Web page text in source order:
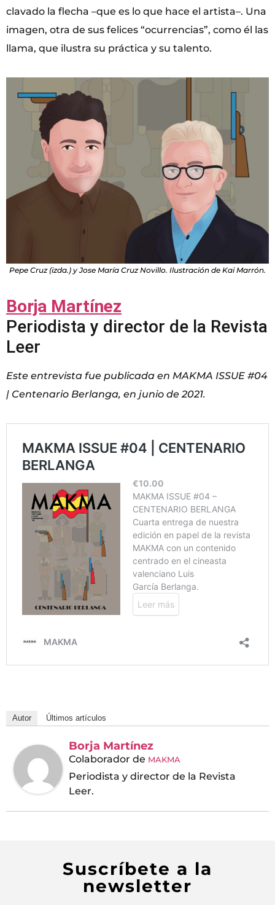
clavado la flecha –que es lo que hace el artista–. Una
imagen, otra de sus felices “ocurrencias”, como él las
llama, que ilustra su práctica y su talento.
Pepe Cruz (izda.) y Jose María Cruz Novillo. Ilustración de Kai Marrón.
Borja Martínez
Periodista y director de la Revista
Leer
Este entrevista fue publicada en MAKMA ISSUE #04
| Centenario Berlanga, en junio de 2021.
Autor Últimos artículos
Borja Martínez
Colaborador de MAKMA
Periodista y director de la Revista
Leer.
Suscríbete a la
newsletter